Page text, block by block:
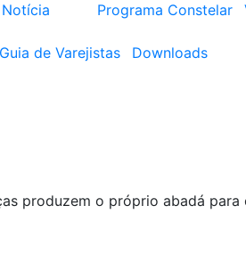
Programa Constelar
Guia de Varejistas Downloads
produzem o próprio abadá